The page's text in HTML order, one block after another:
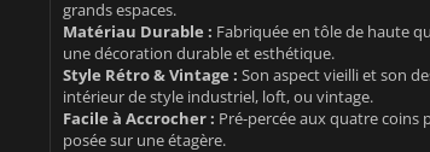
grands espaces.
Matériau Durable : Fabriquée en tôle de haute
une décoration durable et esthétique.
Style Rétro & Vintage : Son aspect vieilli et son
intérieur de style industriel, loft, ou vintage.
Facile à Accrocher : Pré-percée aux quatre coins
posée sur une étagère.